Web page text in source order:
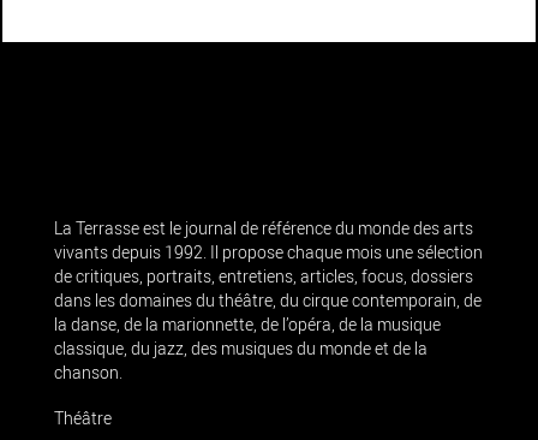
La Terrasse est le journal de référence du monde des arts
vivants depuis 1992. Il propose chaque mois une sélection
de critiques, portraits, entretiens, articles, focus, dossiers
dans les domaines du théâtre, du cirque contemporain, de
la danse, de la marionnette, de l’opéra, de la musique
classique, du jazz, des musiques du monde et de la
chanson.
Théâtre